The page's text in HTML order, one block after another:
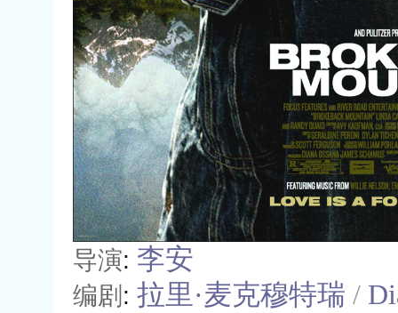
导演: 李安
编剧 : 拉里·麦克穆特瑞 /